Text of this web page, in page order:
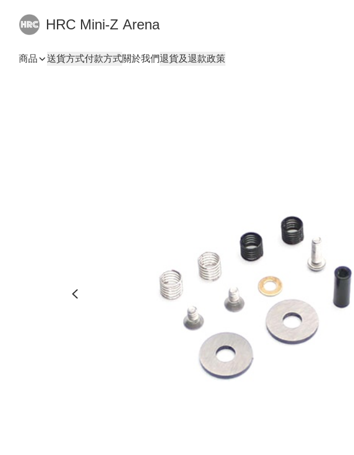
HRC Mini-Z Arena
商品 送貨方式付款方式關於我們退貨及退款政策